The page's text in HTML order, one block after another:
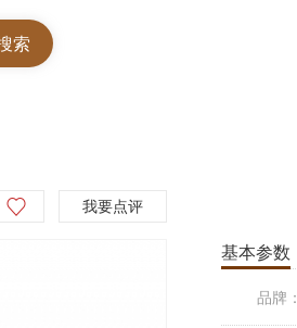
我要点评
基本参数
品牌：